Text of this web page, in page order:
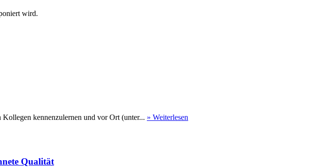
wird.
kennenzulernen und vor Ort (unter... » Weiterlesen
Qualität